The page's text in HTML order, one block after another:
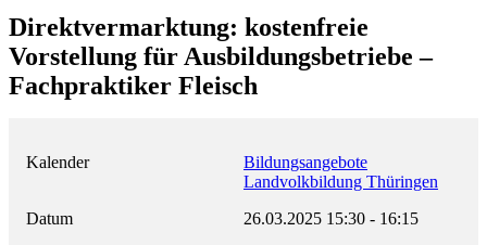
Direktvermarktung: kostenfreie
Vorstellung für Ausbildungsbetriebe –
Fachpraktiker Fleisch
Kalender
Bildungsangebote
Landvolkbildung Thüringen
Datum
26.03.2025 15:30 - 16:15